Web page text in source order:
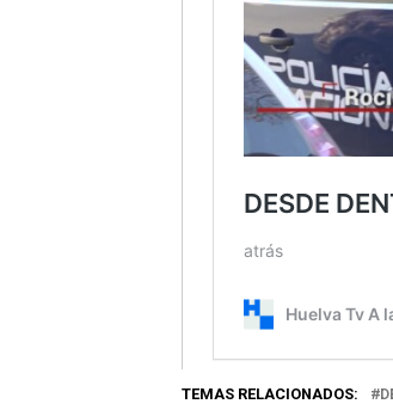
TEMAS RELACIONADOS: